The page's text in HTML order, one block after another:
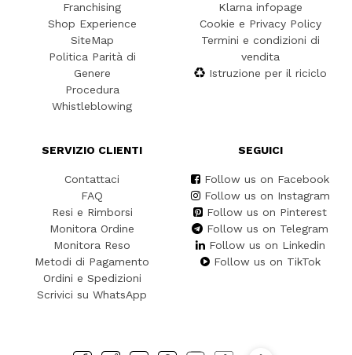
Franchising
Shop Experience
SiteMap
Politica Parità di
Genere
Procedura
Whistleblowing
Klarna infopage
Cookie e Privacy Policy
Termini e condizioni di
vendita
Istruzione per il riciclo
SERVIZIO CLIENTI
Contattaci
FAQ
Resi e Rimborsi
Monitora Ordine
Monitora Reso
Metodi di Pagamento
Ordini e Spedizioni
Scrivici su WhatsApp
SEGUICI
Follow us on Facebook
Follow us on Instagram
Follow us on Pinterest
Follow us on Telegram
Follow us on Linkedin
Follow us on TikTok